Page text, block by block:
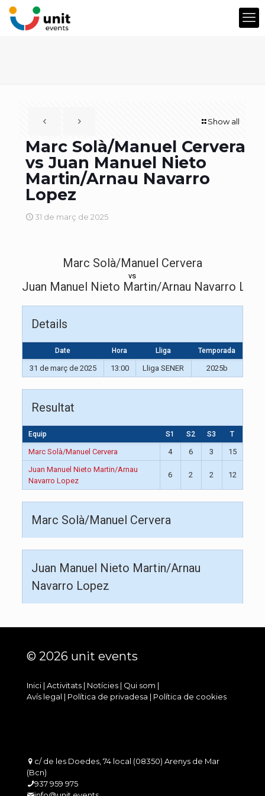
Show all
Marc Solà/Manuel Cervera
vs Juan Manuel Nieto
Martin/Arnau Navarro
Lopez
31 de març de 2025
Marc Solà/Manuel Cervera
vs
Juan Manuel Nieto Martin/Arnau Navarro
Details
Date Hora Lliga Temporada
31 de març de 2025 13:00 Lliga SENER 2025b
Resultat
Equip S1 S2 S3 T
Marc Solà/Manuel Cervera 4 6 3
15
Juan Manuel Nieto Martin/Arnau
Navarro Lopez
6 2 2 12
Marc Solà/Manuel Cervera
Juan Manuel Nieto Martin/Arnau
Navarro Lopez
© 2026 unit events
Inici | Activitats | Notícies | Qui som |
Avís legal | Política de privadesa | Política de cookies
c/ de les Doedes, 74 local (08350) Arenys de Mar
(Bcn)
937 959 975